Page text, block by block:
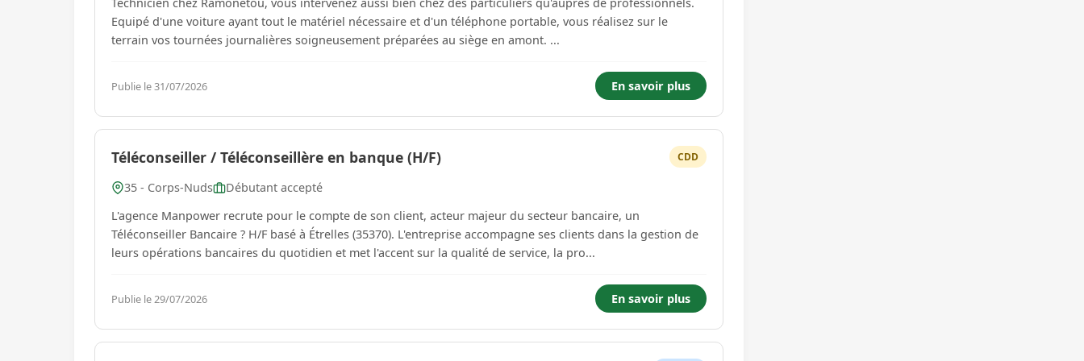
Equipé d'une voiture ayant tout le matériel nécessaire et d'un téléphone portable, vous réalisez sur le
terrain vos tournées journalières soigneusement préparées au siège en amont. ...
Publie le 31/07/2026 En savoir plus
Téléconseiller / Téléconseillère en banque (H/F) CDD
35 - Corps-Nuds
Débutant accepté
L'agence Manpower recrute pour le compte de son client, acteur majeur du secteur bancaire, un
Téléconseiller Bancaire ? H/F basé à Étrelles (35370). L'entreprise accompagne ses clients dans la gestion de
leurs opérations bancaires du quotidien et met l'accent sur la qualité de service, la pro...
Publie le 29/07/2026 En savoir plus